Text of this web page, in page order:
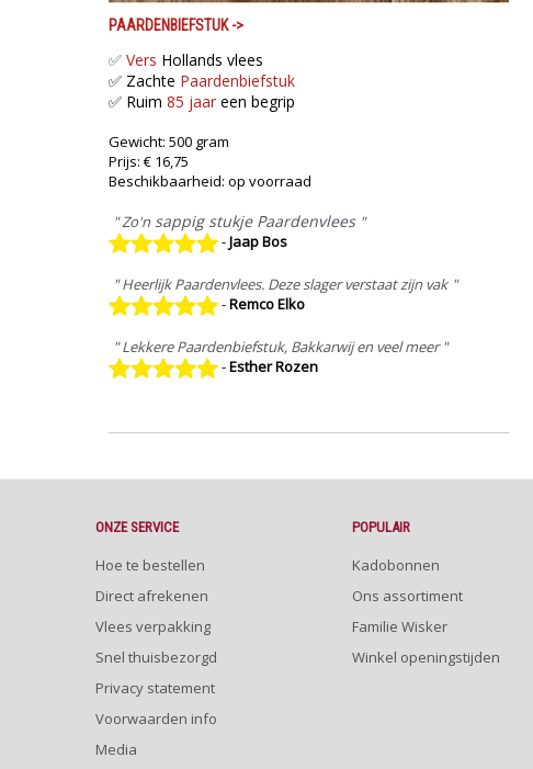
PAARDENBIEFSTUK->
✅ Vers Hollands vlees
✅ Zachte Paardenbiefstuk
✅ Ruim 85 jaareen begrip
Gewicht: 500 gram
Prijs: € 16,75
Beschikbaarheid: op voorraad
" Zo'nsappig stukje Paardenvlees "
-Jaap Bos
" Heerlijk Paardenvlees. Deze slager verstaat zijn vak "
-Remco Elko
" Lekkere Paardenbiefstuk, Bakkarwij en veel meer "
-Esther Rozen
ONZE SERVICE
Hoe te bestellen
Direct afrekenen
Vlees verpakking
Snel thuisbezorgd
Privacy statement
Voorwaarden info
Media
POPULAIR
Kadobonnen
Ons assortiment
Familie Wisker
Winkel openingstijden